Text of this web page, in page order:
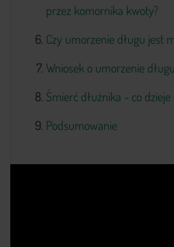
przez komornika kwoty?
Czy umorzenie długu jest
Wniosek o umorzenie długu
Śmierć dłużnika - co dzieje
Podsumowanie